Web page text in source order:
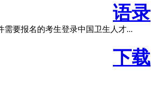
语录
下载
要报名的考生登录中国卫生人才...